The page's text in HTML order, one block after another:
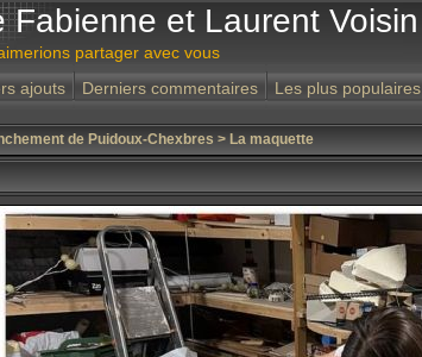
Fabienne et Laurent Voisin
partager avec vous
ajouts Derniers commentaires Les plus populaires
de Puidoux-Chexbres > La maquette